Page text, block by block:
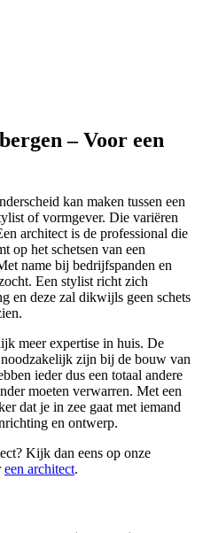
– Voor een
kan maken tussen een
of vormgever. Die variëren
architect is de professional die
op het schetsen van een
name bij bedrijfspanden en
Een stylist richt zich
en deze zal dikwijls geen schets
meer expertise in huis. De
zijn bij de bouw van
ieder dus een totaal andere
moeten verwarren. Met een
dat je in zee gaat met iemand
en ontwerp.
Kijk dan eens op onze
een architect.